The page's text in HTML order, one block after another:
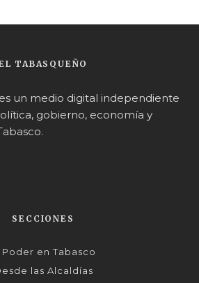
TABASQUEÑO
es un medio digital independiente
gobierno, economía y
SECCIONES
Poder en Tabasco
las Alcaldías